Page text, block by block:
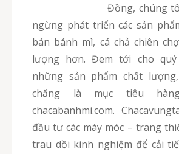
Đồng, chúng
ngừng phát triển các sản
bán bánh mì, cá chả chiên
lượng hơn. Đem tới cho quý
những sản phẩm chất
chăng là mục tiêu
chacabanhmi.com.
đầu tư các máy móc – trang
trau dồi kinh nghiệm để cải